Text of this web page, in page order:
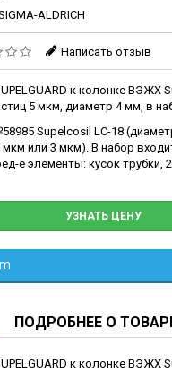
ALDRICH
Написать отзыв
к колонке ВЭЖХ
5 мкм, диаметр 4 мм, в
Supelcosil LC-18
мкм или 3 мкм). В набор
е элементы: кусок трубки,
УЗНАТЬ ЦЕНУ
ПОДРОБНЕЕ О
к колонке ВЭЖХ